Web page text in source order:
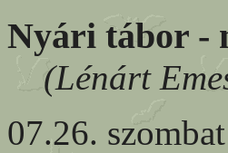
Nyári tábor -
(Lénárt
07.26. szombat